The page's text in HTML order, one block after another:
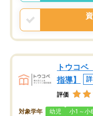
トウコ
指導】
評価
対象学年 幼児 小1～小6